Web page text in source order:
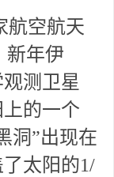
航空航天
新年伊
测卫星
的一个
洞”出现在
太阳的1/